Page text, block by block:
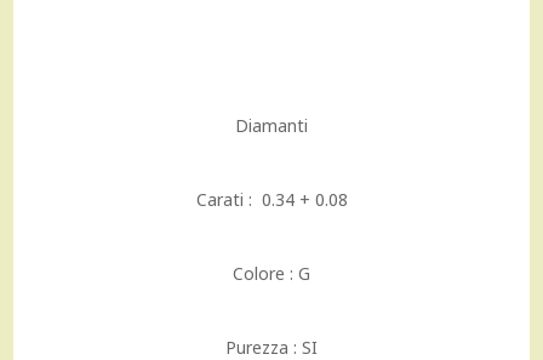
Diamanti
Carati : 0.34 + 0.08
Colore : G
Purezza : SI